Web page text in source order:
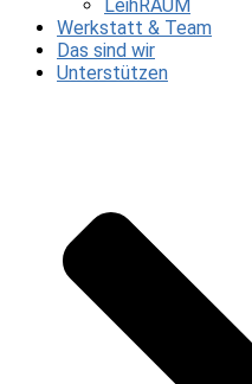
LeihRAUM
Werkstatt & Team
Das sind wir
Unterstützen